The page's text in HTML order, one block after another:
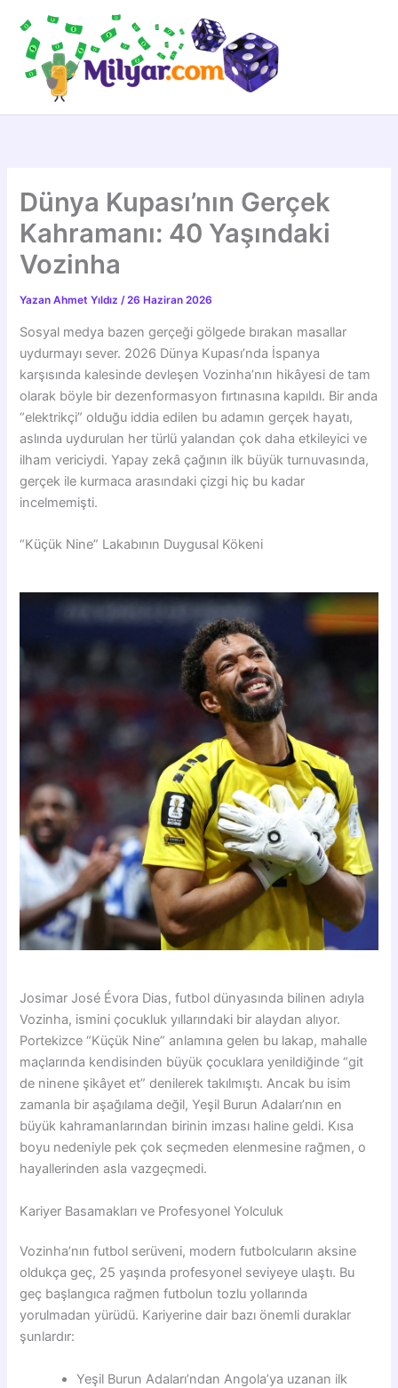
atla
Dünya Kupası’nın Gerçek
Kahramanı: 40 Yaşındaki
Vozinha
Yazan Ahmet Yıldız/26 Haziran 2026
Sosyal medya bazen gerçeği gölgede bırakan masallar
uydurmayı sever. 2026 Dünya Kupası’nda İspanya
karşısında kalesinde devleşen Vozinha’nın hikâyesi de tam
olarak böyle bir dezenformasyon fırtınasına kapıldı. Bir anda
“elektrikçi” olduğu iddia edilen bu adamın gerçek hayatı,
aslında uydurulan her türlü yalandan çok daha etkileyici ve
ilham vericiydi. Yapay zekâ çağının ilk büyük turnuvasında,
gerçek ile kurmaca arasındaki çizgi hiç bu kadar
incelmemişti.
“Küçük Nine” Lakabının Duygusal Kökeni
Josimar José Évora Dias, futbol dünyasında bilinen adıyla
Vozinha, ismini çocukluk yıllarındaki bir alaydan alıyor.
Portekizce “Küçük Nine” anlamına gelen bu lakap, mahalle
maçlarında kendisinden büyük çocuklara yenildiğinde “git
de ninene şikâyet et” denilerek takılmıştı. Ancak bu isim
zamanla bir aşağılama değil, Yeşil Burun Adaları’nın en
büyük kahramanlarından birinin imzası haline geldi. Kısa
boyu nedeniyle pek çok seçmeden elenmesine rağmen, o
hayallerinden asla vazgeçmedi.
Kariyer Basamakları ve Profesyonel Yolculuk
Vozinha’nın futbol serüveni, modern futbolcuların aksine
oldukça geç, 25 yaşında profesyonel seviyeye ulaştı. Bu
geç başlangıca rağmen futbolun tozlu yollarında
yorulmadan yürüdü. Kariyerine dair bazı önemli duraklar
şunlardır:
Yeşil Burun Adaları’ndan Angola’ya uzanan ilk